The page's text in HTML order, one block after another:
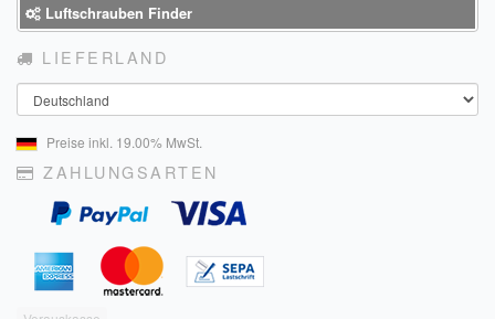
Luftschrauben Finder
LIEFERLAND
Land
Preise inkl. 19.00% MwSt.
ZAHLUNGSARTEN